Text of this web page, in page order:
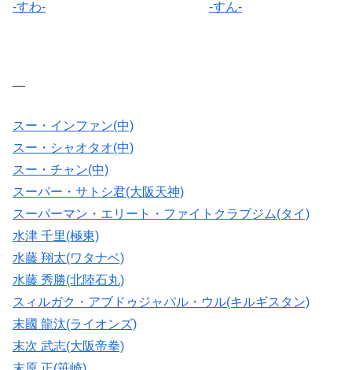
-すわ- -すん-
—
スー・インファン(中)
スー・シャオタオ(中)
スー・チャン(中)
スーパー・サトシ君(大阪天神)
スーパーマン・エリート・ファイトクラブジム(タイ)
水津 千里(極東)
水藤 翔太(ワタナベ)
水藤 秀勝(北陸石丸)
スィルガク・アブドゥジャパル・ウル(キルギスタン)
末國 龍汰(ライオンズ)
末次 武志(大阪帝拳)